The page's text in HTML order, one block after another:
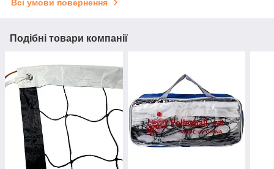
Всі умови повернення
Подібні товари компанії